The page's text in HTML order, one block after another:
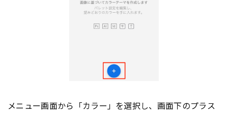
メニュー画面から「カラー」を選択し、画面下のプラス